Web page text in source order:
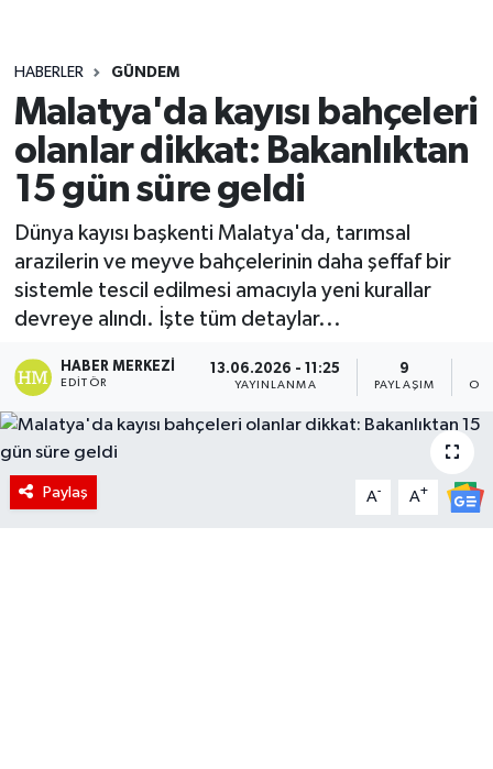
HABERLER GÜNDEM
Malatya'da kayısı bahçeleri
olanlar dikkat: Bakanlıktan
15 gün süre geldi
Dünya kayısı başkenti Malatya'da, tarımsal
arazilerin ve meyve bahçelerinin daha şeffaf bir
sistemle tescil edilmesi amacıyla yeni kurallar
devreye alındı. İşte tüm detaylar...
HABER MERKEZI
EDITÖR
13.06.2026 - 11:25
YAYINLANMA
9
PAYLAŞIM
Paylaş A- A+
Yaşam